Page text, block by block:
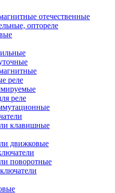
отечественные
оптореле
реле
реле
клавишные
движковые
поворотные